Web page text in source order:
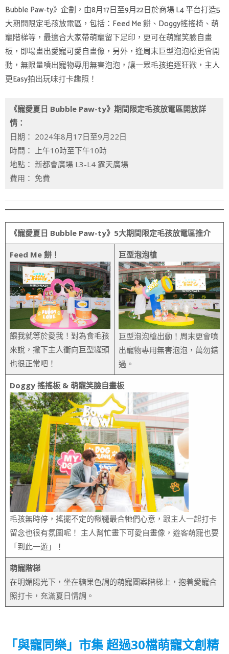
Bubble Paw-ty》企劃，由8月17日至9月22日於商場 L4 平台打造5
大期間限定毛孩放電區，包括：Feed Me 餅、Doggy搖搖椅、萌
寵階梯等，最適合大家帶萌寵留下足印，更可在萌寵笑臉自畫
板，即場畫出愛寵可愛自畫像，另外，逢周末巨型泡泡槍更會開
動，無限量噴出寵物專用無害泡泡，讓一眾毛孩追逐狂歡，主人
更Easy拍出玩味打卡趣照！
《寵愛夏日 Bubble Paw-ty》期間限定毛孩放電區開放詳
情：
日期： 2024年8月17日至9月22日
時間： 上午10時至下午10時
地點： 新都會廣場 L3-L4 露天廣場
費用： 免費
《寵愛夏日 Bubble Paw-ty》 5大期間限定毛孩放電區推介
Feed Me 餅！
餵我就等於愛我！對為食毛孩
來說，撇下主人衝向巨型罐頭
也很正常吧！
巨型泡泡槍
巨型泡泡槍出動！周末更會噴
出寵物專用無害泡泡，萬勿錯
過。
Doggy 搖搖板 & 萌寵笑臉自畫板
毛孩無時停，搖擺不定的鞦韆最合牠們心意，跟主人一起打卡
留念也很有氛圍呢！ 主人幫忙畫下可愛自畫像，遊客萌寵也要
「到此一遊」！
萌寵階梯
在明媚陽光下，坐在糖果色調的萌寵圖案階梯上，抱着愛寵合
照打卡，充滿夏日情調。
「與寵同樂」市集 超過30檔萌寵文創精